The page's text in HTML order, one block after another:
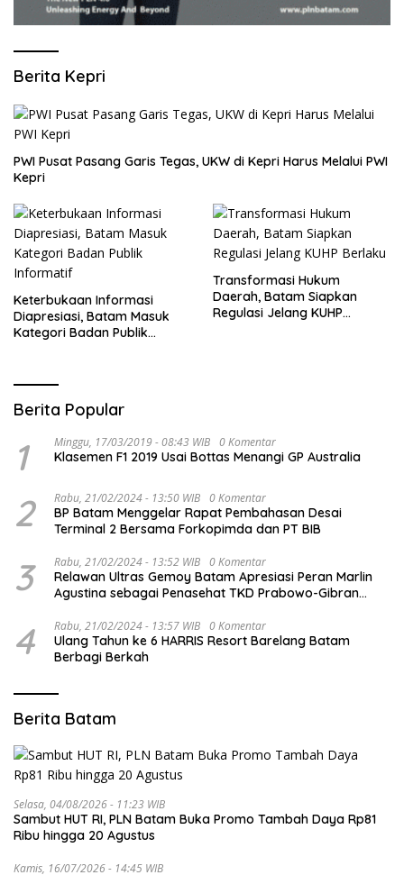
Berita Kepri
PWI Pusat Pasang Garis Tegas, UKW di Kepri Harus Melalui PWI
Kepri
Keterbukaan Informasi
Diapresiasi, Batam Masuk
Kategori Badan Publik
Transformasi Hukum
Daerah, Batam Siapkan
Regulasi Jelang KUHP
Berita Popular
1 Minggu, 17/03/2019 - 08:43 WIB 0 Komentar
Klasemen F1 2019 Usai Bottas Menangi GP Australia
2 Rabu, 21/02/2024 - 13:50 WIB 0 Komentar
BP Batam Menggelar Rapat Pembahasan Desai
Terminal 2 Bersama Forkopimda dan PT BIB
3 Rabu, 21/02/2024 - 13:52 WIB 0 Komentar
Relawan Ultras Gemoy Batam Apresiasi Peran Marlin
Agustina sebagai Penasehat TKD Prabowo-Gibran
4 Rabu, 21/02/2024 - 13:57 WIB 0 Komentar
Ulang Tahun ke 6 HARRIS Resort Barelang Batam
Berbagi Berkah
Berita Batam
Selasa, 04/08/2026 - 11:23 WIB
Sambut HUT RI, PLN Batam Buka Promo Tambah Daya Rp81
Ribu hingga 20 Agustus
Kamis, 16/07/2026 - 14:45 WIB